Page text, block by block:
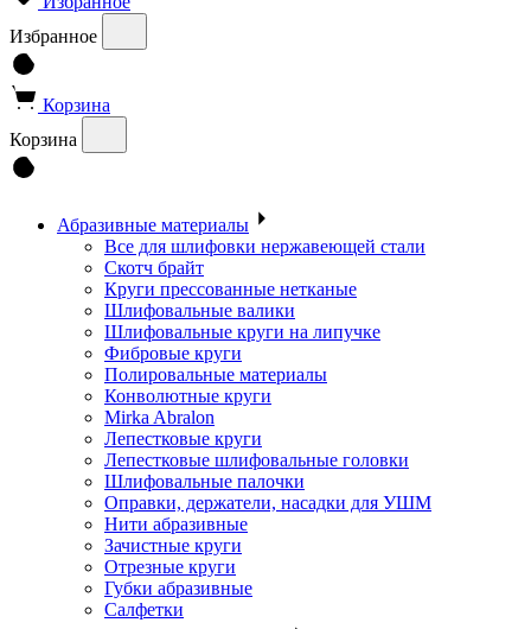
Избранное
Корзина
Корзина
Абразивные материалы
Все для шлифовки нержавеющей стали
Скотч брайт
Круги прессованные нетканые
Шлифовальные валики
Шлифовальные круги на липучке
Фибровые круги
Полировальные материалы
Конволютные круги
Mirka Abralon
Лепестковые круги
Лепестковые шлифовальные головки
Шлифовальные палочки
Оправки, держатели, насадки для УШМ
Нити абразивные
Зачистные круги
Отрезные круги
Губки абразивные
Салфетки